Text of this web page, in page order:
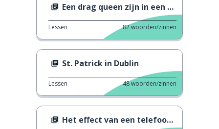
Een drag queen zijn in een dorp
Lessen 82woorden/zinnen
St. Patrick in Dublin
Lessen 48woorden/zinnen
Het effect van een telefoongesprek